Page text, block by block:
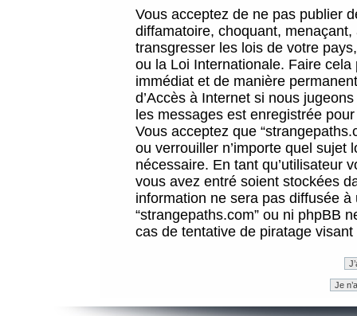
Vous acceptez de ne pas publier
diffamatoire, choquant,
transgresser les lois de votre
ou la Loi Internationale. Faire
immédiat et de manière
d’Accès à Internet si nous
les messages est enregistrée
Vous acceptez que
ou verrouiller n’importe quel sujet
nécessaire. En tant qu’utilisateur
vous avez entré soient stockées
information ne sera pas diffusée
“strangepaths.com” ou ni phpBB
cas de tentative de piratage